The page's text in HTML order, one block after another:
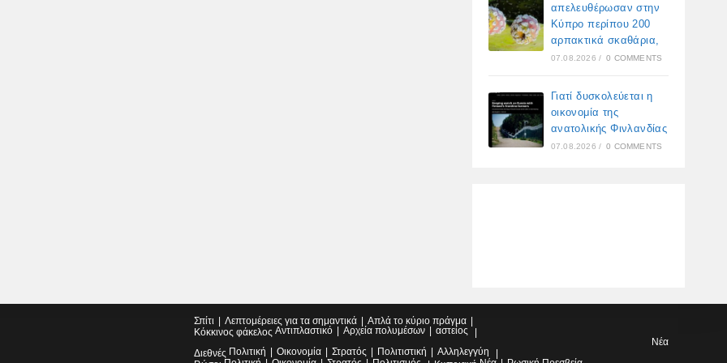
απελευθέρωσαν στην
Κύπρο περίπου 200
αρπακτικά σκαθάρια,
07.08.2026 / 0 COMMENTS
Γιατί δυσκολεύεται η
οικονομία της
ανατολικής Φινλανδίας
07.08.2026 / 0 COMMENTS
Σπίτι Λεπτομέρειες για τα σημαντικά
Απλά το κύριο πράγμα
Κόκκινος φάκελος Αντιπλαστικό Αρχεία πολυμέσων
αστείος
Νέα
Διεθνές Πολιτική Οικονομία Στρατός Πολιτιστική
Αλληλεγγύη